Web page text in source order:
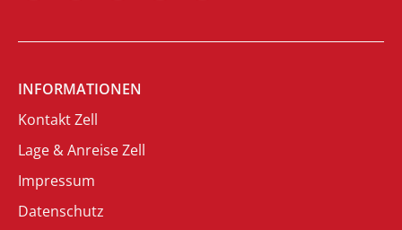
INFORMATIONEN
Kontakt Zell
Lage & Anreise Zell
Impressum
Datenschutz